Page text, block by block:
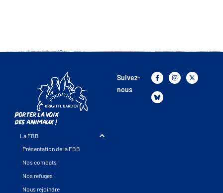
Porter la voix
des animaux !
La FBB
Présentation de la FBB
Nos combats
Nos refuges
Nous rejoindre
Suivez-
nous